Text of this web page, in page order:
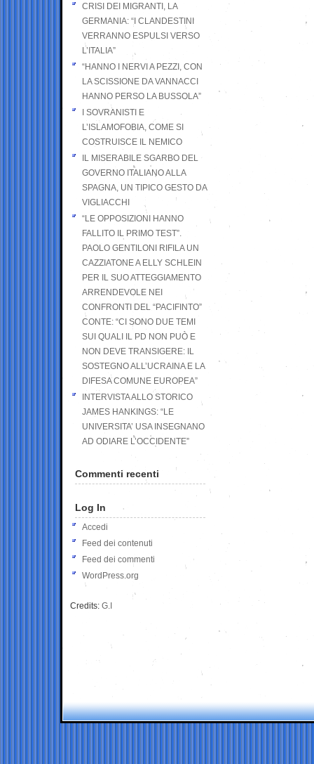
CRISI DEI MIGRANTI, LA
GERMANIA: “I CLANDESTINI
VERRANNO ESPULSI VERSO
L’ITALIA”
“HANNO I NERVI A PEZZI, CON
LA SCISSIONE DA VANNACCI
HANNO PERSO LA BUSSOLA”
I SOVRANISTI E
L’ISLAMOFOBIA, COME SI
COSTRUISCE IL NEMICO
IL MISERABILE SGARBO DEL
GOVERNO ITALIANO ALLA
SPAGNA, UN TIPICO GESTO DA
VIGLIACCHI
“LE OPPOSIZIONI HANNO
FALLITO IL PRIMO TEST”.
PAOLO GENTILONI RIFILA UN
CAZZIATONE A ELLY SCHLEIN
PER IL SUO ATTEGGIAMENTO
ARRENDEVOLE NEI
CONFRONTI DEL “PACIFINTO”
CONTE: “CI SONO DUE TEMI
SUI QUALI IL PD NON PUÒ E
NON DEVE TRANSIGERE: IL
SOSTEGNO ALL’UCRAINA E LA
DIFESA COMUNE EUROPEA”
INTERVISTA ALLO STORICO
JAMES HANKINGS: “LE
UNIVERSITA’ USA INSEGNANO
AD ODIARE L’OCCIDENTE”
Commenti recenti
Log In
Accedi
Feed dei contenuti
Feed dei commenti
WordPress.org
Credits: G.I